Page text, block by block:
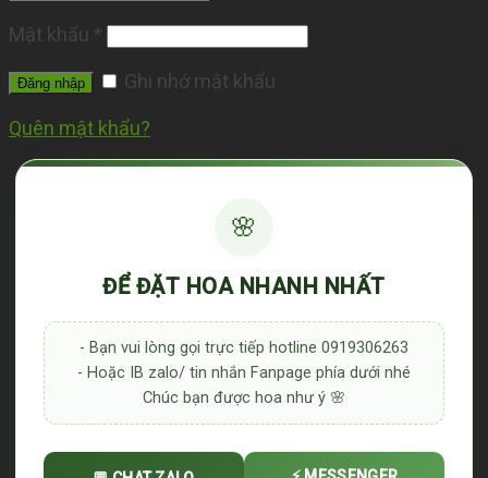
Mật khẩu *
Đăng nhập Ghi nhớ mật khẩu
Quên mật khẩu?
🌸
ĐỂ ĐẶT HOA NHANH NHẤT
- Bạn vui lòng gọi trực tiếp hotline 0919306263
- Hoặc IB zalo/ tin nhắn Fanpage phía dưới nhé
Chúc bạn được hoa như ý 🌸